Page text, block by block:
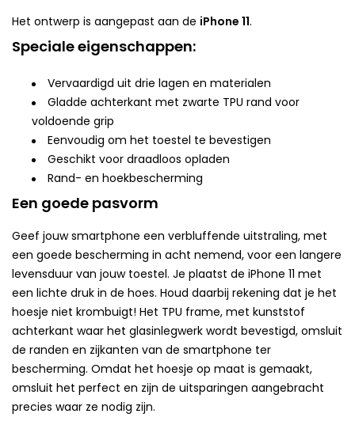
Het ontwerp is aangepast aan de iPhone 11.
Speciale eigenschappen:
Vervaardigd uit drie lagen en materialen
Gladde achterkant met zwarte TPU rand voor
voldoende grip
Eenvoudig om het toestel te bevestigen
Geschikt voor draadloos opladen
Rand- en hoekbescherming
Een goede pasvorm
Geef jouw smartphone een verbluffende uitstraling, met
een goede bescherming in acht nemend, voor een langere
levensduur van jouw toestel. Je plaatst de iPhone 11 met
een lichte druk in de hoes. Houd daarbij rekening dat je het
hoesje niet krombuigt! Het TPU frame, met kunststof
achterkant waar het glasinlegwerk wordt bevestigd, omsluit
de randen en zijkanten van de smartphone ter
bescherming. Omdat het hoesje op maat is gemaakt,
omsluit het perfect en zijn de uitsparingen aangebracht
precies waar ze nodig zijn.